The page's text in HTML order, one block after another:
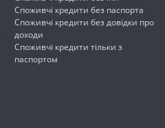
Споживчі кредити без паспорта
Споживчі кредити без довідки про
доходи
Споживчі кредити тільки з
паспортом